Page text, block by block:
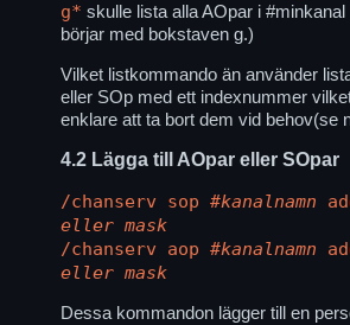
g* skulle lista alla AOpar i
börjar med bokstaven g.)
Vilket listkommando än använder
eller SOp med ett indexnummer
enklare att ta bort dem vid behov(se
4.2 Lägga till AOpar eller SOpar
/chanserv sop#kanalnamn
eller mask
/chanserv aop#kanalnamn
eller mask
Dessa kommandon lägger till en